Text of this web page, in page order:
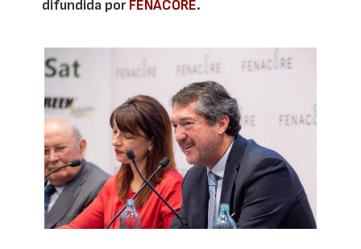
difundida porFENACORE.